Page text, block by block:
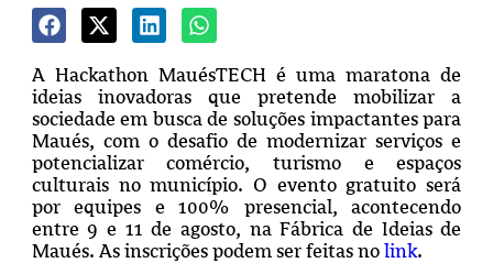
A Hackathon MauésTECH é uma maratona de
ideias inovadoras que pretende mobilizar a
sociedade em busca de soluções impactantes para
Maués, com o desafio de modernizar serviços e
potencializar comércio, turismo e espaços
culturais no município. O evento gratuito será
por equipes e 100% presencial, acontecendo
entre 9 e 11 de agosto, na Fábrica de Ideias de
Maués. As inscrições podem ser feitas no link.